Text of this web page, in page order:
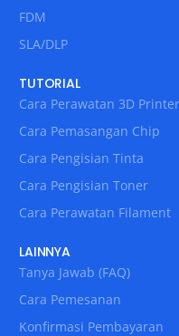
FDM
SLA/DLP
TUTORIAL
Cara Perawatan 3D Printer
Cara Pemasangan Chip
Cara Pengisian Tinta
Cara Pengisian Toner
Cara Perawatan Filament
LAINNYA
Tanya Jawab (FAQ)
Cara Pemesanan
Konfirmasi Pembayaran